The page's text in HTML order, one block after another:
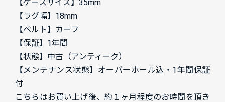
【ケースサイズ】35mm
【ラグ幅】18mm
【ベルト】カーフ
【保証】1年間
【状態】中古（アンティーク）
【メンテナンス状態】オーバーホール込・1年間保証
付
こちらはお買い上げ後、約１ヶ月程度のお時間を頂き